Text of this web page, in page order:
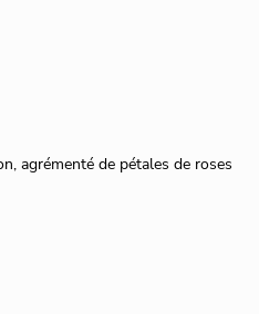
agrémenté de pétales de roses